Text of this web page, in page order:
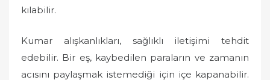
kılabilir.
Kumar alışkanlıkları, sağlıklı iletişimi tehdit
edebilir. Bir eş, kaybedilen paraların ve zamanın
acısını paylaşmak istemediği için içe kapanabilir.